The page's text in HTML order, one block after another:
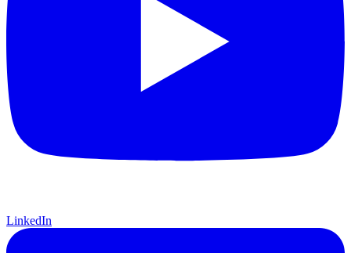
LinkedIn